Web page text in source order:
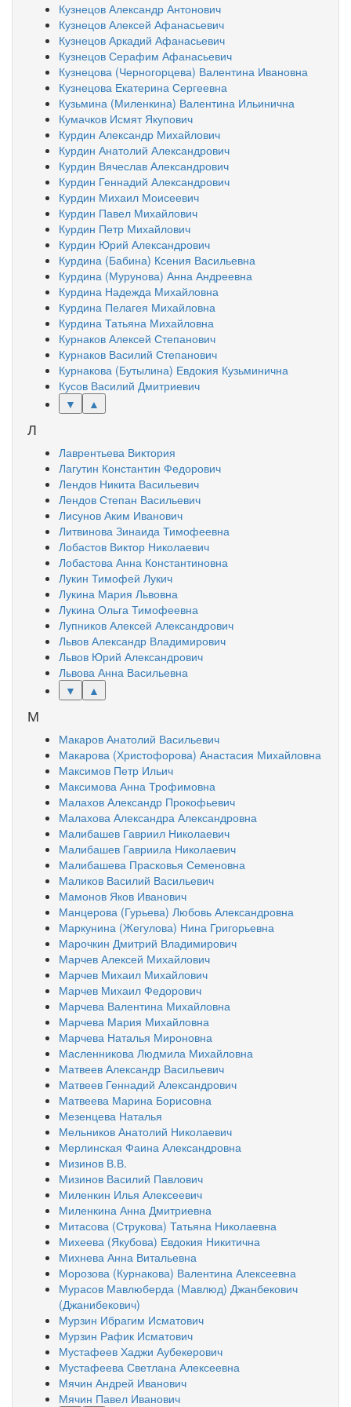
Кузнецов Александр Антонович
Кузнецов Алексей Афанасьевич
Кузнецов Аркадий Афанасьевич
Кузнецов Серафим Афанасьевич
Кузнецова (Черногорцева) Валентина Ивановна
Кузнецова Екатерина Сергеевна
Кузьмина (Миленкина) Валентина Ильинична
Кумачков Исмят Якупович
Курдин Александр Михайлович
Курдин Анатолий Александрович
Курдин Вячеслав Александрович
Курдин Геннадий Александрович
Курдин Михаил Моисеевич
Курдин Павел Михайлович
Курдин Петр Михайлович
Курдин Юрий Александрович
Курдина (Бабина) Ксения Васильевна
Курдина (Мурунова) Анна Андреевна
Курдина Надежда Михайловна
Курдина Пелагея Михайловна
Курдина Татьяна Михайловна
Курнаков Алексей Степанович
Курнаков Василий Степанович
Курнакова (Бутылина) Евдокия Кузьминична
Кусов Василий Дмитриевич
▼
▲
Л
Лаврентьева Виктория
Лагутин Константин Федорович
Лендов Никита Васильевич
Лендов Степан Васильевич
Лисунов Аким Иванович
Литвинова Зинаида Тимофеевна
Лобастов Виктор Николаевич
Лобастова Анна Константиновна
Лукин Тимофей Лукич
Лукина Мария Львовна
Лукина Ольга Тимофеевна
Лупников Алексей Александрович
Львов Александр Владимирович
Львов Юрий Александрович
Львова Анна Васильевна
▼
▲
М
Макаров Анатолий Васильевич
Макарова (Христофорова) Анастасия Михайловна
Максимов Петр Ильич
Максимова Анна Трофимовна
Малахов Александр Прокофьевич
Малахова Александра Александровна
Малибашев Гавриил Николаевич
Малибашев Гавриила Николаевич
Малибашева Прасковья Семеновна
Маликов Василий Васильевич
Мамонов Яков Иванович
Манцерова (Гурьева) Любовь Александровна
Маркунина (Жегулова) Нина Григорьевна
Марочкин Дмитрий Владимирович
Марчев Алексей Михайлович
Марчев Михаил Михайлович
Марчев Михаил Федорович
Марчева Валентина Михайловна
Марчева Мария Михайловна
Марчева Наталья Мироновна
Масленникова Людмила Михайловна
Матвеев Александр Васильевич
Матвеев Геннадий Александрович
Матвеева Марина Борисовна
Мезенцева Наталья
Мельников Анатолий Николаевич
Мерлинская Фаина Александровна
Мизинов В.В.
Мизинов Василий Павлович
Миленкин Илья Алексеевич
Миленкина Анна Дмитриевна
Митасова (Струкова) Татьяна Николаевна
Михеева (Якубова) Евдокия Никитична
Михнева Анна Витальевна
Морозова (Курнакова) Валентина Алексеевна
Мурасов Мавлюберда (Мавлюд) Джанбекович
(Джанибекович)
Мурзин Ибрагим Исматович
Мурзин Рафик Исматович
Мустафеев Хаджи Аубекерович
Мустафеева Светлана Алексеевна
Мячин Андрей Иванович
Мячин Павел Иванович